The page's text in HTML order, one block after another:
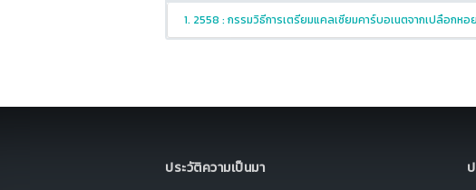
1. 2558 : กรรมวิธีการเตรียมแคลเซียมคาร์บอเนตจากเปลือกหอ
ประวัติความเป็นมา